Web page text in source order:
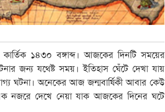
১৪৩০ বঙ্গাব্দ। আজকের দিনটি সময়ের
জন্য যথেষ্ট সময়। ইতিহাস ঘেঁটে দেখা যায়
ঘটনা। অনেকের আজ জন্মবার্ষিকী আবার কেউ
নজরে দেখে নেয়া যাক আজকের দিনের ঘটে